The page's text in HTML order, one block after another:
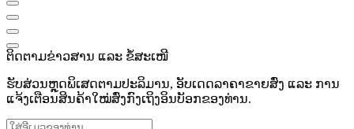
ຕິດຕາມຂ່າວສານ ແລະ ຂໍ້ສະເໜີ
ຮັບສ່ວນຫຼຸດພິເສດຕາມປະລິມານ, ອັບເດດລາຄາຂາຍສົ່ງ ແລະ ການ
ແຈ້ງເຕືອນສິນຄ້າໃໝ່ສົ່ງກົງເຖິງອິນບັອກຂອງທ່ານ.